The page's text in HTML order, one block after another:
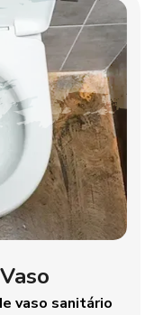
vaso sanitário